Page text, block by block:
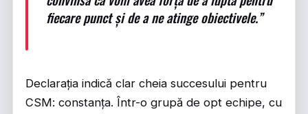
fiecare punct și de a ne atinge obiectivele.”
Declarația indică clar cheia succesului pentru
CSM: constanța. Într-o grupă de opt echipe, cu